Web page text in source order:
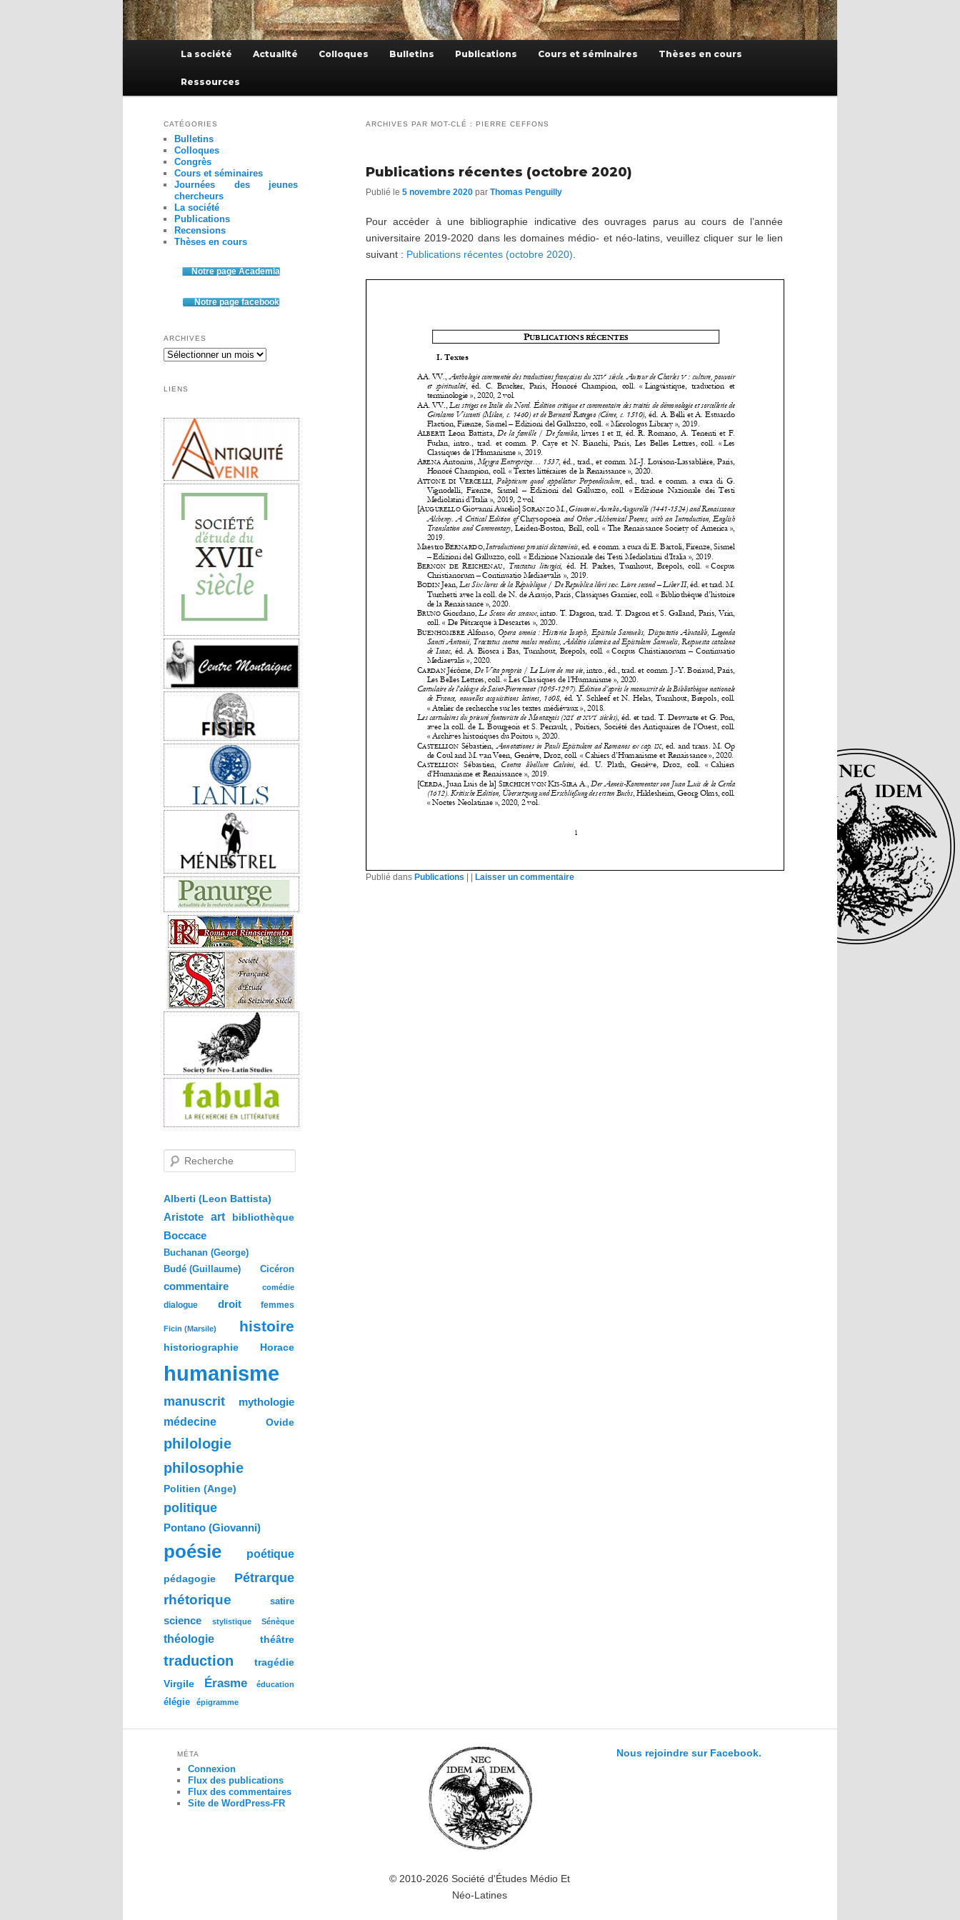
La société Actualité Colloques Bulletins Publications Cours et séminaires Thèses en cours
Ressources
ARCHIVES PAR MOT-CLÉ : PIERRE CEFFONS
Publications récentes (octobre 2020)
Publié le 5 novembre 2020 par Thomas Penguilly
Pour accéder à une bibliographie indicative des ouvrages parus au cours de l’année
universitaire 2019-2020 dans les domaines médio- et néo-latins, veuillez cliquer sur le lien
suivant : Publications récentes (octobre 2020)
Publié dans Publications Laisser un commentaire
CATÉGORIES
Bulletins
Colloques
Congrès
Cours et séminaires
Journées des jeunes
chercheurs
La société
Publications
Recensions
Thèses en cours
Notre page Academia
Notre page facebook
ARCHIVES
Archives
LIENS
c
e
c
e
Alberti (Leon Battista)
Aristote art bibliothèque
Boccace
Buchanan (George)
Budé (Guillaume) Cicéron
commentaire comédie
dialogue droit femmes
Ficin (Marsile) histoire
historiographie Horace
humanisme
manuscrit
mythologie
médecine
Ovide
philologie
philosophie
Politien (Ange)
politique
Pontano (Giovanni)
poésie poétique
pédagogie Pétrarque
rhétorique satire
science stylistique Sénèque
théologie théâtre
traduction
tragédie
Virgile
Érasme éducation
élégie épigramme
MÉTA
Connexion
Flux des publications
Flux des commentaires
Site de WordPress-FR
© 2010-2026 Société d'Études Médio Et
Néo-Latines
Nous rejoindre sur Facebook.